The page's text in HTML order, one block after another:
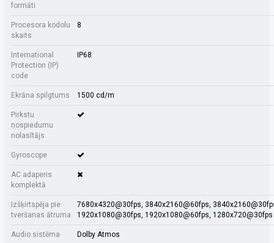
formāti
Procesora kodolu
skaits
8
International
Protection (IP)
code
IP68
Ekrāna spilgtums 1500 cd/m
Pirkstu
nospiedumu
nolasītājs
Gyroscope
AC adaperis
komplektā
Izšķirtspēja pie
tveršanas ātruma
7680x4320@30fps, 3840x2160@60fps,
1920x1080@30fps, 1920x1080@60fps, 1280x720@30fps
Audio sistēma Dolby Atmos